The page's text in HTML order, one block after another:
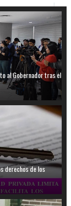
al Gobernador tras el
derechos de los